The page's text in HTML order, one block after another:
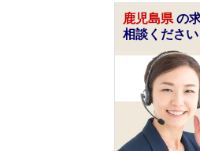
鹿児島県 の
相談ください